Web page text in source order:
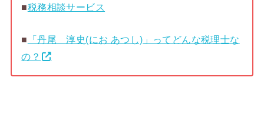
■税務相談サービス
■ 「丹尾 淳史(にお あつし)」ってどんな税理士な
の？